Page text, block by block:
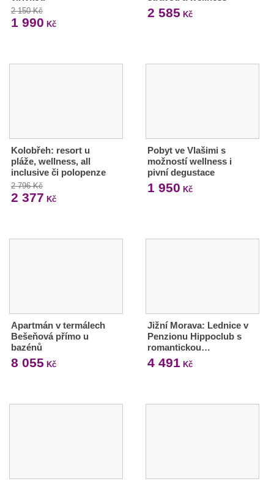
2 150 Kč
1 990 Kč
2 585 Kč
Kolobřeh: resort u
pláže, wellness, all
inclusive či polopenze
2 796 Kč
2 377 Kč
Pobyt ve Vlašimi s
možností wellness i
pivní degustace
1 950 Kč
Apartmán v termálech
Bešeňová přímo u
bazénů
8 055 Kč
Jižní Morava: Lednice v
Penzionu Hippoclub s
romantickou…
4 491 Kč